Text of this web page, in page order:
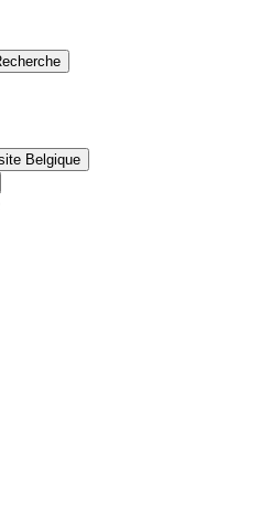
Belgique